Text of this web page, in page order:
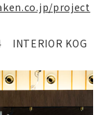
project
INTERIOR KOG